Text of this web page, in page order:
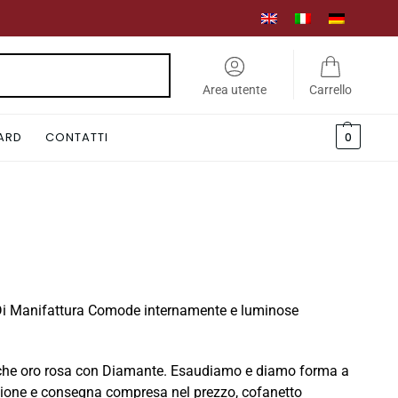
Area utente Carrello
CONTATTI 0
Manifattura Comode internamente e luminose
oro rosa con Diamante. Esaudiamo e diamo forma a
e consegna compresa nel prezzo, cofanetto